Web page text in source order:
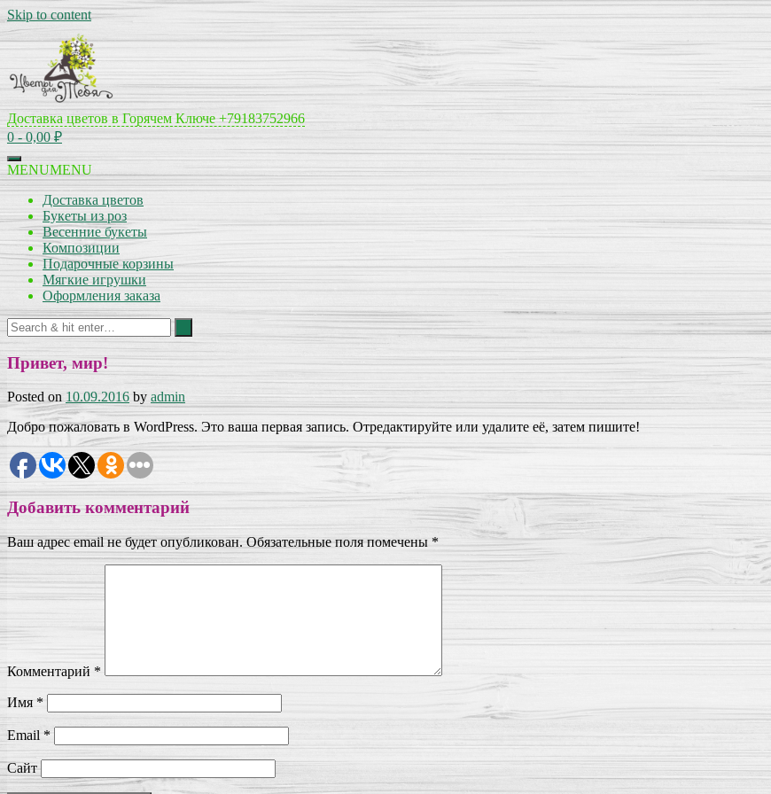
Skip to content
Доставка цветов в Горячем Ключе+79183752966
0- 0,00 ₽
MENUMENU
Доставка цветов
Букеты из роз
Весенние букеты
Композиции
Подарочные корзины
Мягкие игрушки
Оформления заказа
Привет, мир!
Posted on10.09.2016 by admin
Добро пожаловать в WordPress. Это ваша первая запись. Отредактируйте или удалите её, затем пишите!
Добавить комментарий
Ваш адрес email не будет опубликован. Обязательные поля помечены *
Комментарий *
Имя *
Email *
Сайт